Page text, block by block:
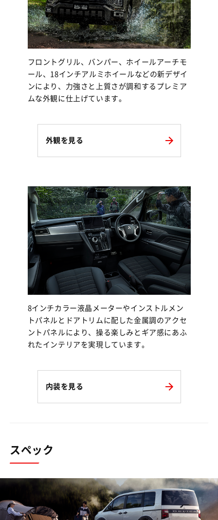
フロントグリル、バンパー、ホイールアーチモ
ール、18インチアルミホイールなどの新デザイ
ンにより、力強さと上質さが調和するプレミア
ムな外観に仕上げています。
外観を見る
8インチカラー液晶メーターやインストルメン
トパネルとドアトリムに配した金属調のアクセ
ントパネルにより、操る楽しみとギア感にあふ
れたインテリアを実現しています。
内装を見る
スペック